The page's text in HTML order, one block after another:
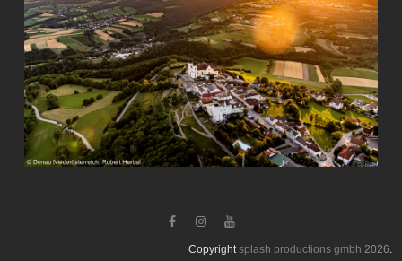
  
Copyrightsplash productions gmbh 2026.